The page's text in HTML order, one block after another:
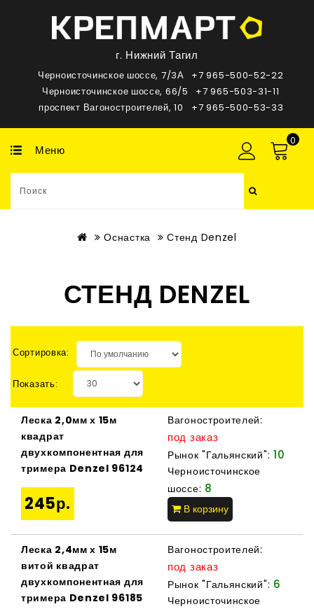
г. Нижний Тагил
Черноисточинское шоссе, 7/3А
+7 965-500-52-22
Черноисточинское шоссе, 66/5
+7 965-503-31-11
проспект Вагоностроителей, 10
+7 965-500-53-33
Меню
0
Оснастка Стенд Denzel
СТЕНД DENZEL
Сортировка:
Показать:
Леска 2,0мм х 15м
квадрат
двухкомпонентная для
тримера Denzel 96124
245р.
Вагоностроителей:
под заказ
Рынок "Гальянский": 10
Черноисточинское
шоссе: 8
В корзину
Леска 2,4мм х 15м
витой квадрат
двухкомпонентная для
тримера Denzel 96185
Вагоностроителей:
под заказ
Рынок "Гальянский": 6
Черноисточинское